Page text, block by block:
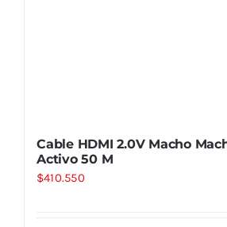
Cable HDMI 2.0V Macho
Activo 50 M
$410.550